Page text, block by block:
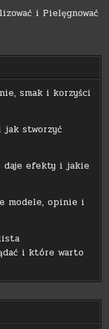
i Pielęgnować
smak i korzyści
jak stworzyć
daje efekty i jakie
modele, opinie i
i które warto